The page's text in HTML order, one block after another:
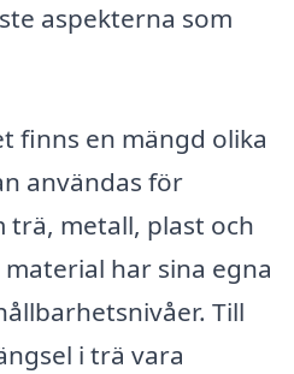
aspekterna som
finns en mängd olika
användas för
trä, metall, plast och
har sina egna
Till
i trä vara